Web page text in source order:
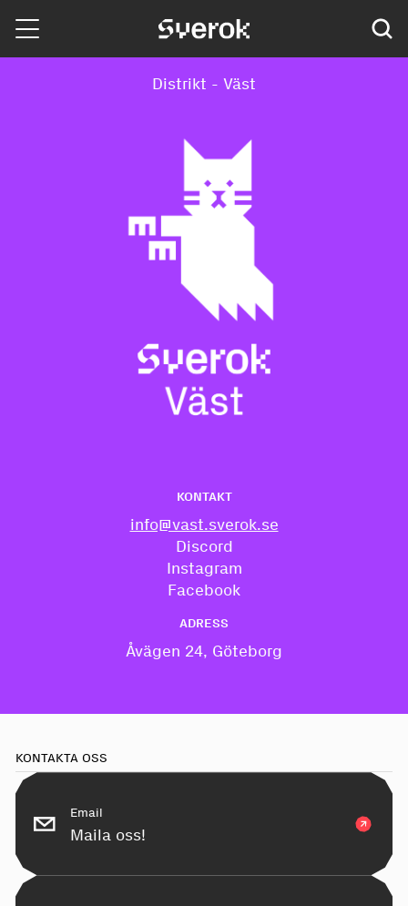
Sverok
Distrikt - Väst
KONTAKT
info@vast.sverok.se
Discord
Instagram
Facebook
ADRESS
Åvägen 24, Göteborg
KONTAKTA OSS
Email
Maila oss!